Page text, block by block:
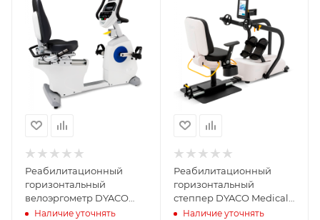
Реабилитационный
горизонтальный
велоэргометр DYACO
Medical 7.0R
Наличие уточнять
Реабилитационный
горизонтальный
степпер DYACO Medical
8.5SНаличие уточнять